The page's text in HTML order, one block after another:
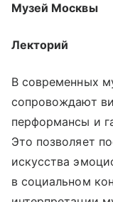
Музей Москвы
Лекторий
В современных
сопровождают
перформансы и
Это позволяет
искусства
в социальном